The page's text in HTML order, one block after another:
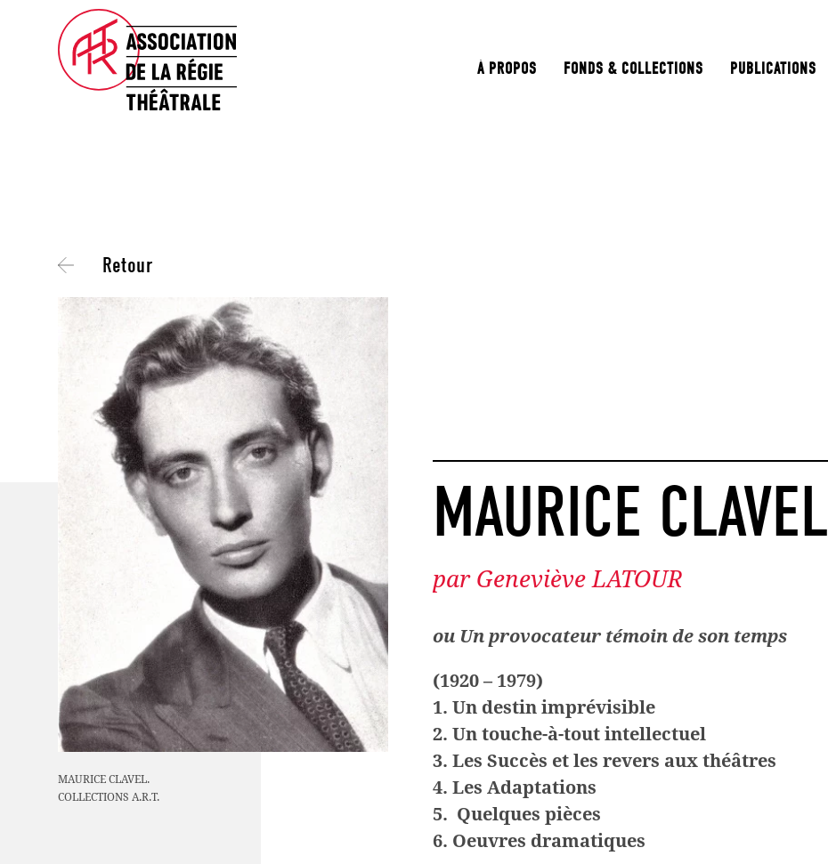
À PROPOS FONDS & COLLECTIONS PUBLICATIONS
MAURICE CLAVEL
par Geneviève LATOUR
Retour
MAURICE CLAVEL.
COLLECTIONS A.R.T.
ou Un provocateur témoin de son temps
(1920 – 1979)
1. Un destin imprévisible
2. Un touche-à-tout intellectuel
3. Les Succès et les revers aux théâtres
4. Les Adaptations
5. Quelques pièces
6. Oeuvres dramatiques